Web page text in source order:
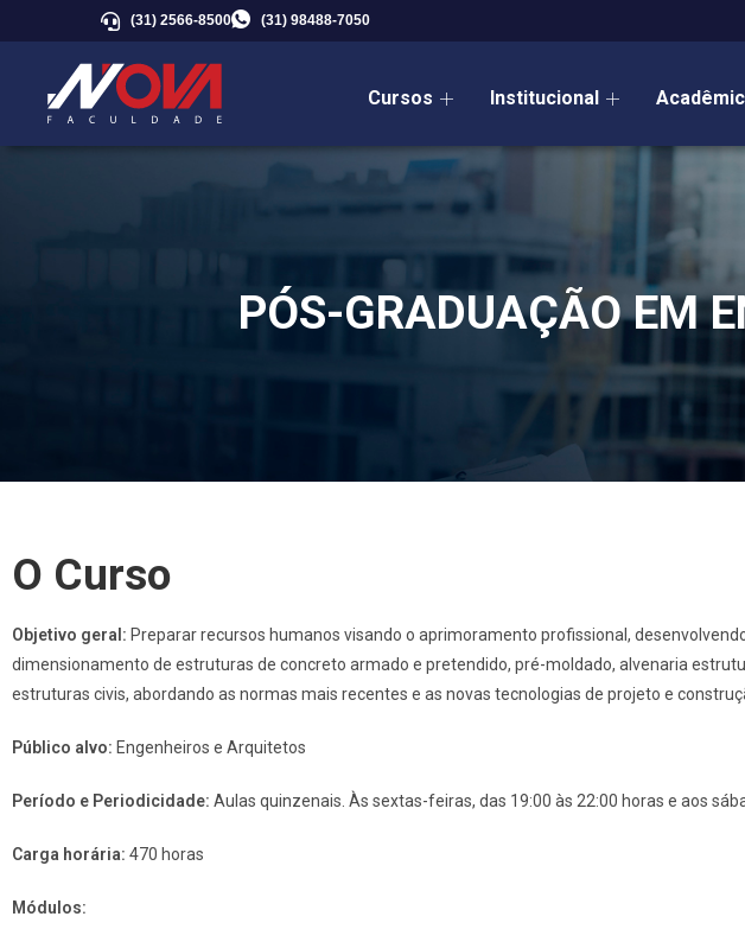
(31) 2566-8500 (31) 98488-7050
Cursos Institucional
PÓS-GRADUAÇÃO EM
O Curso
Objetivo geral: Preparar recursos humanos visando o aprimoramento profissional,
dimensionamento de estruturas de concreto armado e pretendido, pré-moldado, alvenaria
estruturas civis, abordando as normas mais recentes e as novas tecnologias de projeto e
Público alvo: Engenheiros e Arquitetos
Período e Periodicidade: Aulas quinzenais. Às sextas-feiras, das 19:00 às 22:00 horas e aos
Carga horária: 470 horas
Módulos: